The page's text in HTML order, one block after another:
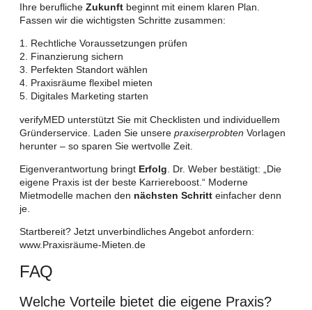
Ihre berufliche Zukunft beginnt mit einem klaren Plan.
Fassen wir die wichtigsten Schritte zusammen:
1. Rechtliche Voraussetzungen prüfen
2. Finanzierung sichern
3. Perfekten Standort wählen
4. Praxisräume flexibel mieten
5. Digitales Marketing starten
verifyMED unterstützt Sie mit Checklisten und individuellem
Gründerservice. Laden Sie unsere praxiserprobten Vorlagen
herunter – so sparen Sie wertvolle Zeit.
Eigenverantwortung bringt Erfolg . Dr. Weber bestätigt: „Die
eigene Praxis ist der beste Karriereboost.“ Moderne
Mietmodelle machen den nächsten Schritt einfacher denn
je.
Startbereit? Jetzt unverbindliches Angebot anfordern:
www.Praxisräume-Mieten.de
FAQ
Welche Vorteile bietet die eigene Praxis?